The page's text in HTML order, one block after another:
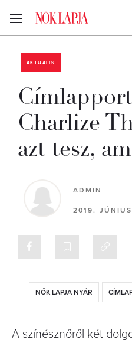
AKTUÁLIS
Charlize
azt tesz,
ADMIN
2019.
NŐK LAPJA NYÁR
A színésznőről két